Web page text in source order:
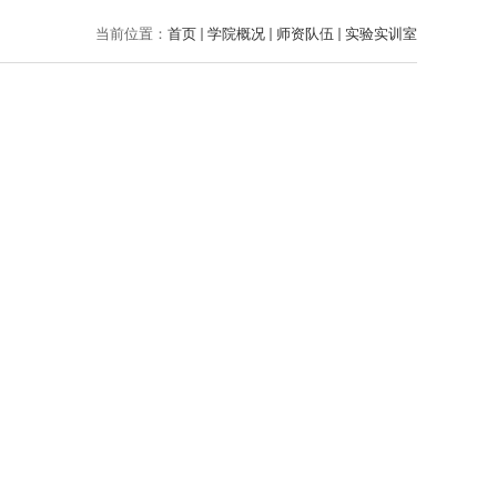
当前位置： 首页 学院概况 师资队伍 实验实训室